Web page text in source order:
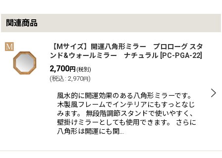
関連商品
【Mサイズ】開運八角形ミラー プロローグ スタ
ンド&ウォールミラー ナチュラル
PC-PGA-22
2,700円 (税別)
(税込 : 2,970円)
風水的に開運効果のある八角形ミラーです。
木製風フレームでインテリアにもすっとなじ
みます。 無段階調節スタンドで使いやすく、
壁掛けミラーとしても使用できます。 さらに
八角形は開運にも関…